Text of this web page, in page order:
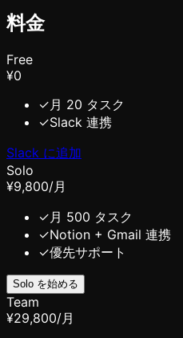
料金
Free
¥0
✓月 20 タスク
✓Slack 連携
Slack に追加
Solo
¥9,800/月
✓月 500 タスク
✓Notion + Gmail 連携
✓優先サポート
Solo を始める
Team
¥29,800/月